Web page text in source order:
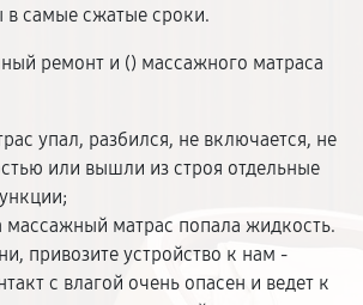
в самые сжатые сроки.
ремонт и () массажного матраса
упал, разбился, не включается, не
или вышли из строя отдельные
массажный матрас попала жидкость.
привозите устройство к нам -
с влагой очень опасен и ведет к